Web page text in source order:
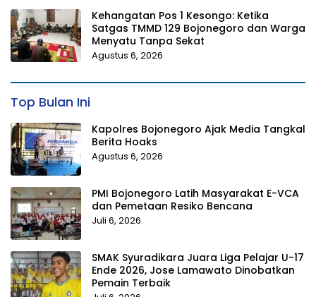
Kehangatan Pos 1 Kesongo: Ketika
Satgas TMMD 129 Bojonegoro dan Warga
Menyatu Tanpa Sekat
Agustus 6, 2026
Top Bulan Ini
Kapolres Bojonegoro Ajak Media Tangkal
Berita Hoaks
Agustus 6, 2026
PMI Bojonegoro Latih Masyarakat E-VCA
dan Pemetaan Resiko Bencana
Juli 6, 2026
SMAK Syuradikara Juara Liga Pelajar U-17
Ende 2026, Jose Lamawato Dinobatkan
Pemain Terbaik